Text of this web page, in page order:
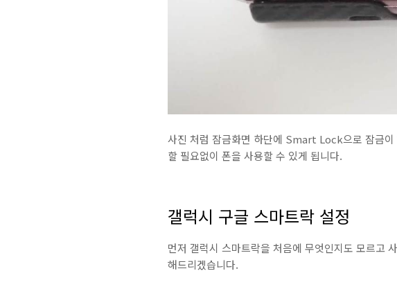
사진 처럼 잠금화면 하단에 Smart Lock으로 잠금이
할 필요없이 폰을 사용할 수 있게 됩니다.
갤럭시 구글 스마트락 설정
먼저 갤럭시 스마트락을 처음에 무엇인지도 모르고
해드리겠습니다.